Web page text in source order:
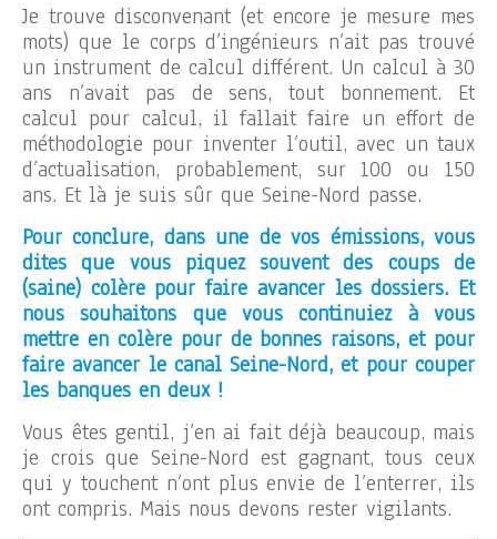
Je trouve disconvenant (et encore je mesure mes
mots) que le corps d’ingénieurs n’ait pas trouvé
un instrument de calcul différent. Un calcul à 30
ans n’avait pas de sens, tout bonnement. Et
calcul pour calcul, il fallait faire un effort de
méthodologie pour inventer l’outil, avec un taux
d’actualisation, probablement, sur 100 ou 150
ans. Et là je suis sûr que Seine-Nord passe.
Pour conclure, dans une de vos émissions, vous
dites que vous piquez souvent des coups de
(saine) colère pour faire avancer les dossiers. Et
nous souhaitons que vous continuiez à vous
mettre en colère pour de bonnes raisons, et pour
faire avancer le canal Seine-Nord, et pour couper
les banques en deux !
Vous êtes gentil, j’en ai fait déjà beaucoup, mais
je crois que Seine-Nord est gagnant, tous ceux
qui y touchent n’ont plus envie de l’enterrer, ils
ont compris. Mais nous devons rester vigilants.